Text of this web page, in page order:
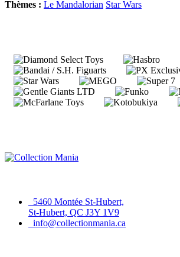
Thèmes : Le Mandalorian Star Wars
5460 Montée St-Hubert,
St-Hubert, QC J3Y 1V9
info@collectionmania.ca